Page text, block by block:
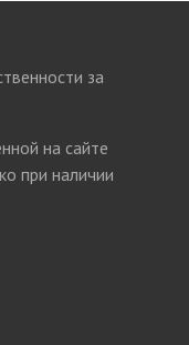
за
на сайте
при наличии